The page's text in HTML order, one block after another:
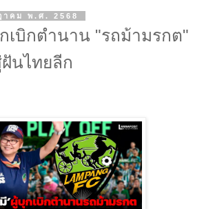
าคม พ.ศ. 2568
เบิกตำนาน "รถม้ามรกต"
นไทยลีก